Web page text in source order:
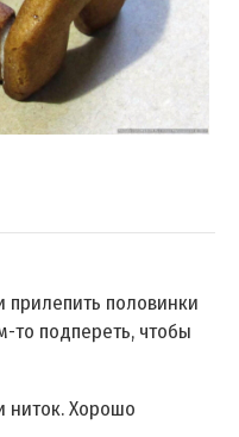
прилепить половинки
то подпереть, чтобы
ниток. Хорошо